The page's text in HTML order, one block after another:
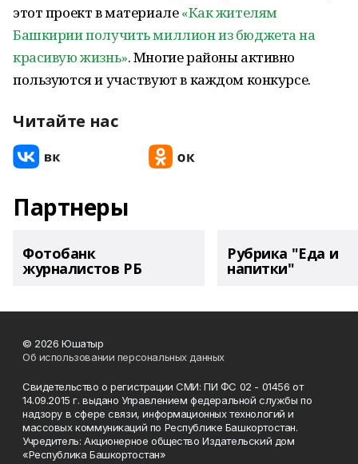
этот проект в материале«Как жителям
Башкирии получить миллион из бюджета на
красивую жизнь». Многие районы активно
пользуются и участвуют в каждом конкурсе.
Читайте нас
Партнеры
Фотобанк
журналистов РБ
Рубрика "Еда и
напитки"
© 2026 Юшатыр
Об использовании персональных данных
Свидетельство о регистрации СМИ: ПИ ФС 02 - 01456 от
14.09.2015 г. выдано Управлением федеральной службы по
надзору в сфере связи, информационных технологий и
массовых коммуникаций по Республике Башкортостан.
Учредитель: Акционерное общество Издательский дом
«Республика Башкортостан»